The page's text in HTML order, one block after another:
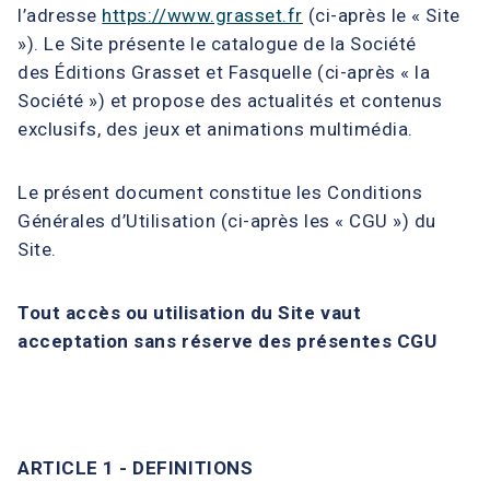
l’adresse https://www.grasset.fr (ci-après le « Site
»). Le Site présente le catalogue de la Société
des Éditions Grasset et Fasquelle (ci-après « la
Société ») et propose des actualités et contenus
exclusifs, des jeux et animations multimédia.
Le présent document constitue les Conditions
Générales d’Utilisation (ci-après les « CGU ») du
Site.
Tout accès ou utilisation du Site vaut
acceptation sans réserve des présentes CGU
ARTICLE 1 - DEFINITIONS